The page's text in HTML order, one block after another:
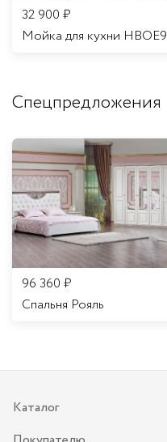
32 900 ₽
Мойка для кухни HBOE9
Спецпредложения
96 360 ₽
Спальня Рояль
Каталог